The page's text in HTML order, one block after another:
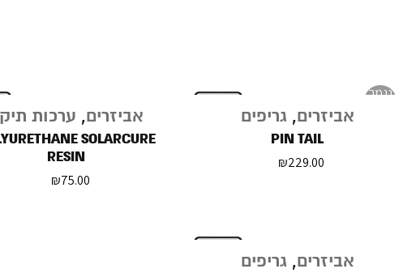
נגמר
אביזרים, גריפים
PIN TAIL
₪229.00
אביזרים, ערכות
SOLARCURE
RESIN
₪75.00
אביזרים, גריפים